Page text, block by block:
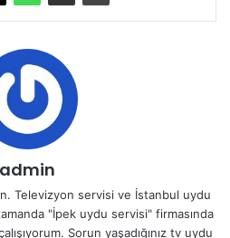
admin
Televizyon servisi ve İstanbul uydu
"İpek uydu servisi" firmasında
Sorun yaşadığınız tv uydu